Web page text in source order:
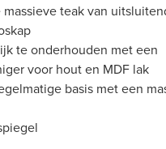
teak van
te onderhouden met een
voor hout en MDF lak
basis met een